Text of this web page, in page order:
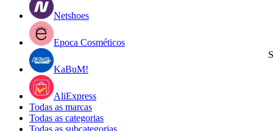
Netshoes
Epoca Cosméticos
KaBuM!
AliExpress
Todas as marcas
Todas as categorias
Todas as subcategorias